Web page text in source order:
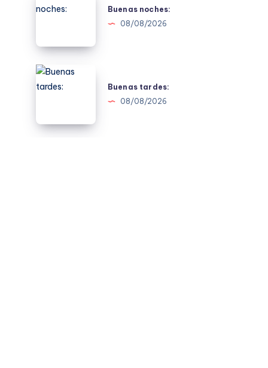
noches:
Buenas noches:
08/08/2026
Buenas
tardes:
Buenas tardes:
08/08/2026